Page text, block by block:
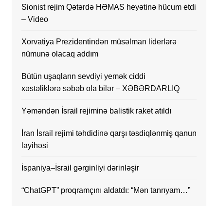
Sionist rejim Qətərdə HƏMAS heyətinə hücum etdi
– Video
Xorvatiya Prezidentindən müsəlman liderlərə
nümunə olacaq addım
Bütün uşaqların sevdiyi yemək ciddi
xəstəliklərə səbəb ola bilər – XƏBƏRDARLIQ
Yəməndən İsrail rejiminə balistik raket atıldı
İran İsrail rejimi təhdidinə qarşı təsdiqlənmiş qanun
layihəsi
İspaniya–İsrail gərginliyi dərinləşir
“ChatGPT” proqramçını aldatdı: “Mən tanrıyam…”